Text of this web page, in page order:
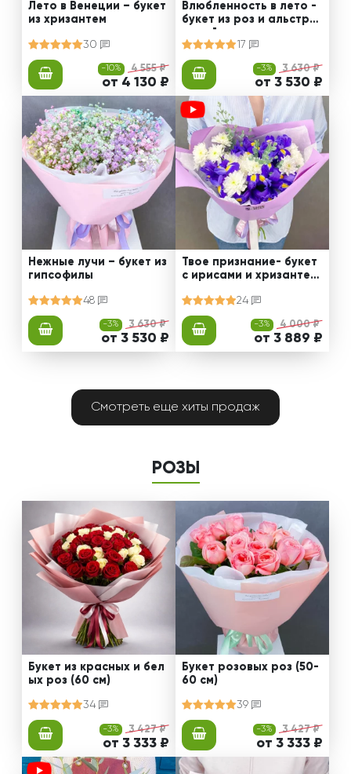
Лето в Венеции – букет
из хризантем
30
-10% 4 555 ₽
от 4 130 ₽
Влюбленность в лето -
букет из роз и альстро
мерий
17
-3% 3 630 ₽
от 3 530 ₽
Нежные лучи – букет из
гипсофилы
48
-3% 3 630 ₽
от 3 530 ₽
Твое признание- букет
с ирисами и хризантем
24
-3% 4 000 ₽
от 3 889 ₽
Смотреть еще хиты продаж
РОЗЫ
Букет из красных и бел
ых роз (60 см)
34
-3% 3 427 ₽
от 3 333 ₽
Букет розовых роз (50-
60 см)
39
-3% 3 427 ₽
от 3 333 ₽